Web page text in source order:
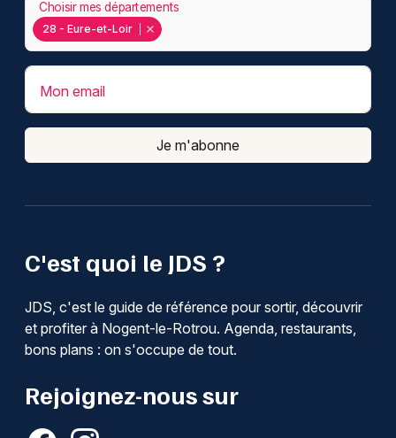
C'est quoi le JDS ?
JDS, c'est le guide de référence pour sortir, découvrir
et profiter à Nogent-le-Rotrou. Agenda, restaurants,
bons plans : on s'occupe de tout.
Rejoignez-nous sur
28 - Eure-et-Loir
Choisir mes départements
Mon email
Je m'abonne